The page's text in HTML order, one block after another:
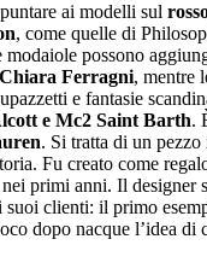
ai modelli sul
, come quelle di
modaiole possono
Ferragni, mentre
e fantasie
e Mc2 Saint Barth.
. Si tratta di un
Fu creato come
primi anni. Il designer
suoi clienti: il primo
dopo nacque l’idea di